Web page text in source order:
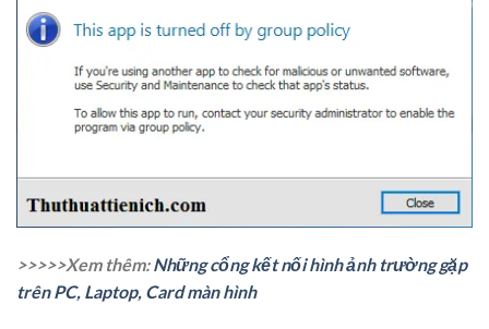
>>>>>Xem thêm:Những cổng kết nối hình ảnh trường gặp
trên PC, Laptop, Card màn hình